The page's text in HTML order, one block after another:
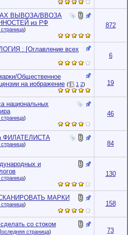
ВЫВОЗА/ВВОЗА
из РФ
)
872
: [Оглавление всех
6
Общественное
на иображение ( 1 2)
19
национальных
)
46
ФИЛАТЕЛИСТА
)
84
и
)
130
МАРКИ
)
158
со стоком
страница)
73